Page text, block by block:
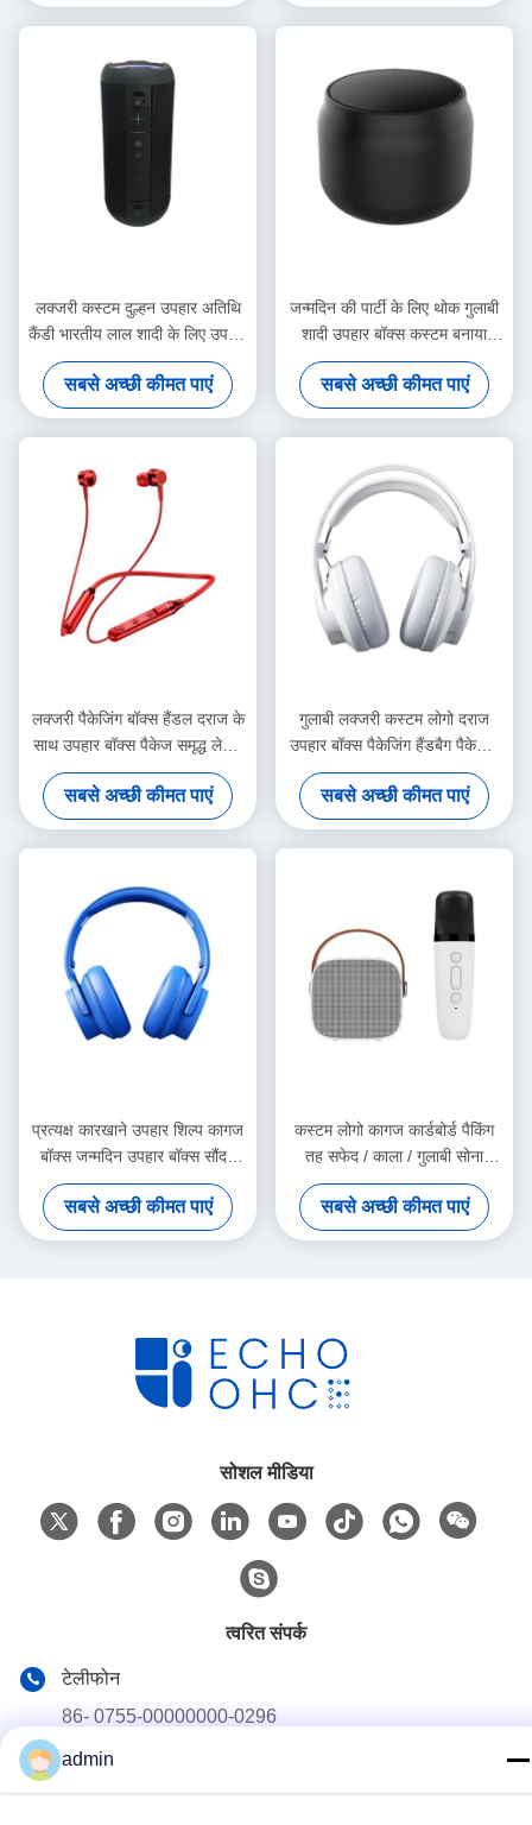
लक्जरी कस्टम दुल्हन उपहार अतिथि
कैंडी भारतीय लाल शादी के लिए उपहार
बॉक्स शादी की सजावट के लिए उपहार
सबसे अच्छी कीमत पाएं
जन्मदिन की पार्टी के लिए थोक गुलाबी
शादी उपहार बॉक्स कस्टम बनाया
कागज बैग
सबसे अच्छी कीमत पाएं
लक्जरी पैकेजिंग बॉक्स हैंडल दराज के
साथ उपहार बॉक्स पैकेज समृद्ध लेपित
कागज कस्टम उपहार बॉक्स
सबसे अच्छी कीमत पाएं
गुलाबी लक्जरी कस्टम लोगो दराज
उपहार बॉक्स पैकेजिंग हैंडबैग पैकेजिंग
बॉक्स
सबसे अच्छी कीमत पाएं
प्रत्यक्ष कारखाने उपहार शिल्प कागज
बॉक्स जन्मदिन उपहार बॉक्स सौंदर्य
प्रसाधन पैकेजिंग बॉक्स कार्डबोर्ड
सबसे अच्छी कीमत पाएं
कस्टम लोगो कागज कार्डबोर्ड पैकिंग
तह सफेद / काला / गुलाबी सोना
लक्जरी चुंबकीय उपहार बॉक्स रिबन
बंद के साथ
सबसे अच्छी कीमत पाएं
सोशल मीडिया
त्वरित संपर्क
टेलीफोन
86- 0755-00000000-0296
ईमेल
test@maoyt.com
admin